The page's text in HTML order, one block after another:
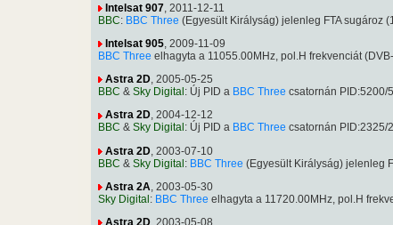
Intelsat 907, 2011-12-11
BBC: BBC Three (Egyesült Királyság) jelenleg FTA sugároz
Intelsat 905, 2009-11-09
BBC Three elhagyta a 11055.00MHz, pol.H frekvenciát
Astra 2D, 2005-05-25
BBC & Sky Digital : Új PID a BBC Three csatornán PID:5200/
Astra 2D, 2004-12-12
BBC & Sky Digital : Új PID a BBC Three csatornán PID:2325/
Astra 2D , 2003-07-10
BBC & Sky Digital: BBC Three (Egyesült Királyság) jelenleg
Astra 2A , 2003-05-30
Sky Digital: BBC Three elhagyta a 11720.00MHz, pol.H
Astra 2D , 2003-05-08